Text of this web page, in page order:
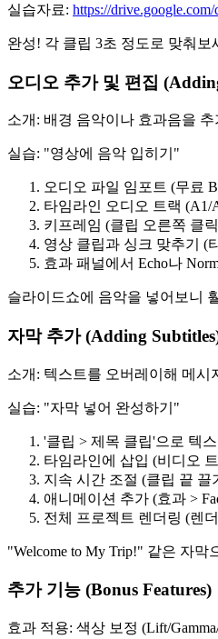
실습자료: https://
완성! 각 클립 3초 정도로 맞춰보
오디오 추가 및 편집
소개: 배경 음악이나 효과음을
실습: "영상에 음악 입히기"
오디오 파일 임포트 (무료
타임라인 오디오 트랙 (A1/
키프레임 (클립 오른쪽 클
영상 클립과 싱크 맞추기 (
효과 패널에서 Echo나
슬라이드쇼에 음악을 넣어보니
자막 추가 (Adding
소개: 텍스트를 오버레이해 메시
실습: "자막 넣어 완성하기"
'클립 > 제목 클립'으로 텍
타임라인에 삽입 (비디오
지속 시간 조절 (클립 끝 끌
애니메이션 추가 (효과 >
전체 프로젝트 렌더링 (렌
"Welcome to My Trip!" 같은 자막
추가 기능 (Bonus Features)
효과 적용: 색상 보정 (Lift/